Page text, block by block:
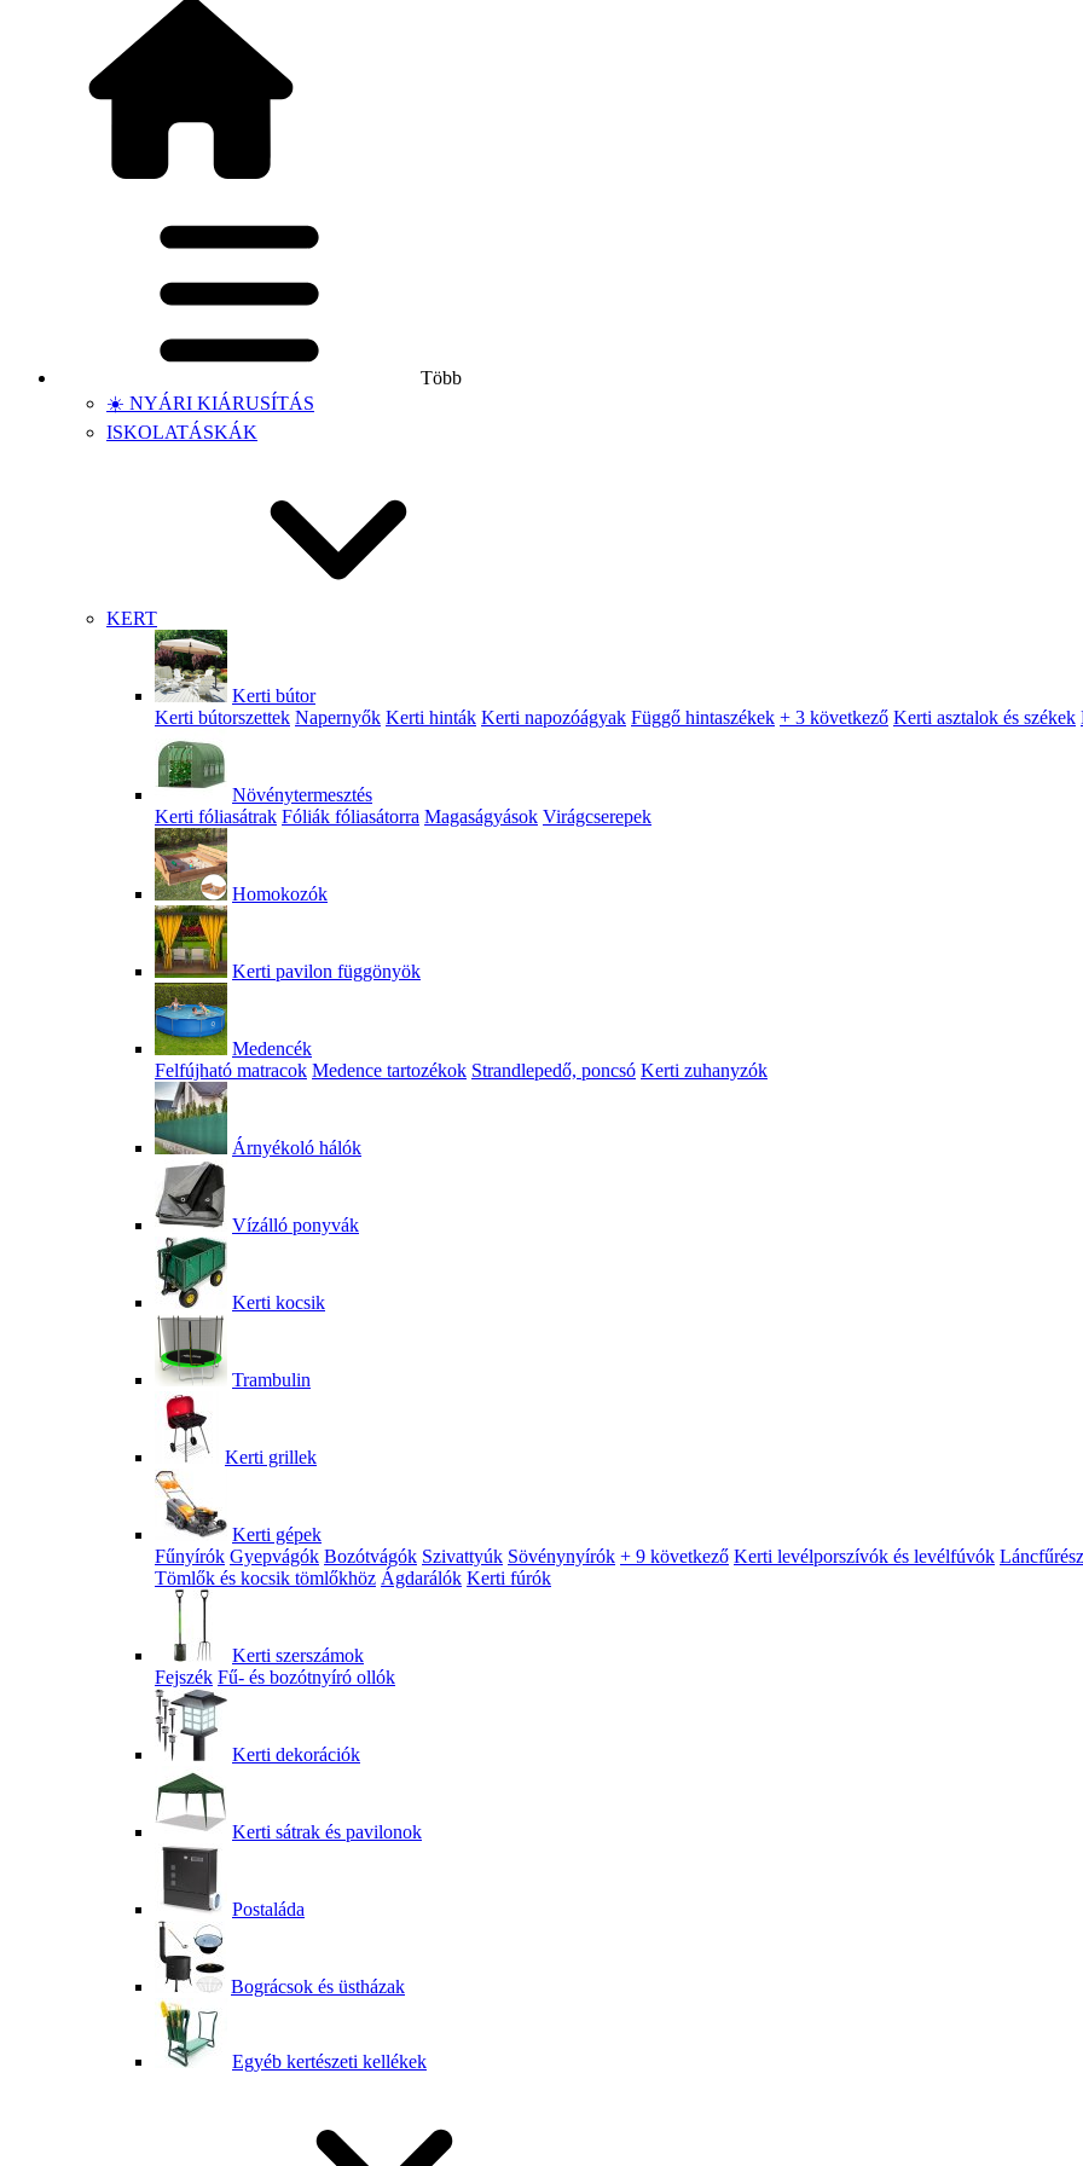
Több
☀️ NYÁRI KIÁRUSÍTÁS
ISKOLATÁSKÁK
KERT
Kerti bútor
Kerti bútorszettek Napernyők Kerti hinták Kerti napozóágyak Függő hintaszékek + 3 következő Kerti asztalok és székek
Növénytermesztés
Kerti fóliasátrak Fóliák fóliasátorra Magaságyások Virágcserepek
Homokozók
Kerti pavilon függönyök
Medencék
Felfújható matracok Medence tartozékok Strandlepedő, poncsó Kerti zuhanyzók
Árnyékoló hálók
Vízálló ponyvák
Kerti kocsik
Trambulin
Kerti grillek
Kerti gépek
Fűnyírók Gyepvágók Bozótvágók Szivattyúk Sövénynyírók + 9 következő Kerti levélporszívók és levélfúvók
Tömlők és kocsik tömlőkhöz Ágdarálók Kerti fúrók
Kerti szerszámok
Fejszék Fű- és bozótnyíró ollók
Kerti dekorációk
Kerti sátrak és pavilonok
Postaláda
Bográcsok és üstházak
Egyéb kertészeti kellékek